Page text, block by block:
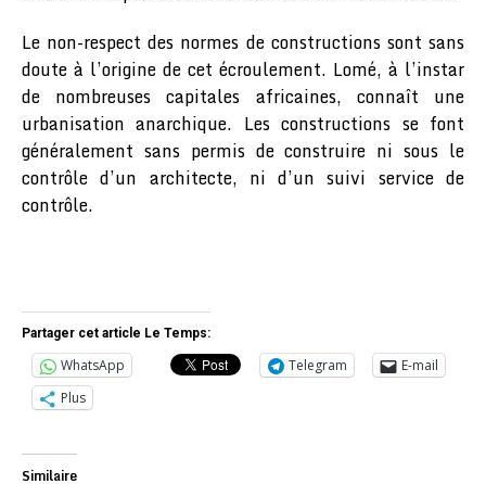
Le non-respect des normes de constructions sont sans
doute à l’origine de cet écroulement. Lomé, à l’instar
de nombreuses capitales africaines, connaît une
urbanisation anarchique. Les constructions se font
généralement sans permis de construire ni sous le
contrôle d’un architecte, ni d’un suivi service de
contrôle.
Partager cet article Le Temps:
WhatsApp Telegram
E-mail
Plus
Similaire